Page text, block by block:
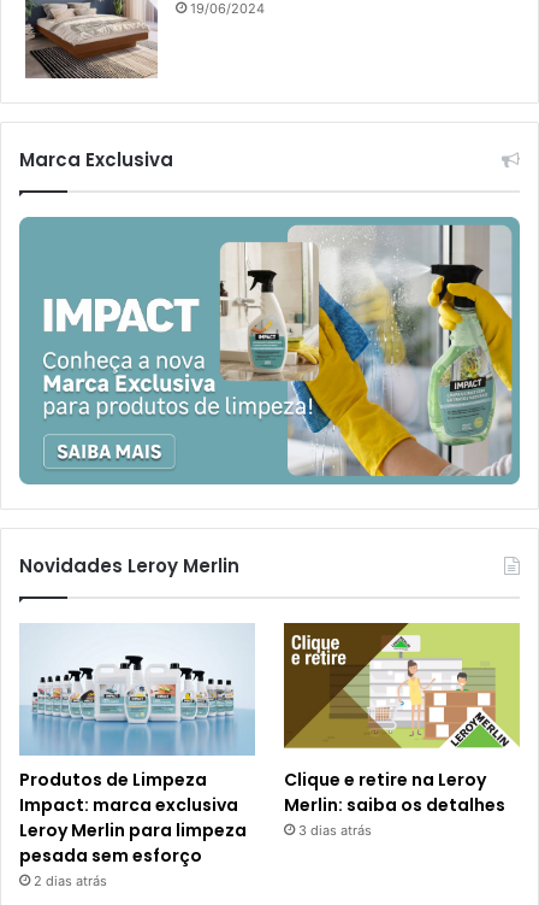
19/06/2024
Marca Exclusiva
Novidades Leroy Merlin
Produtos de Limpeza
Impact: marca exclusiva
Leroy Merlin para limpeza
pesada sem esforço
2 dias atrás
Clique e retire na Leroy
Merlin: saiba os detalhes
3 dias atrás